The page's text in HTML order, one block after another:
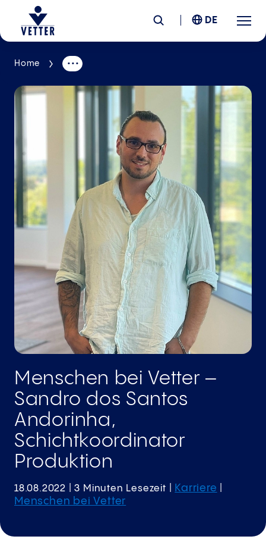
Unternehmen
Standorte
News & Insights
Karriere
DE
Home
Menschen bei Vetter –
Sandro dos Santos
Andorinha,
Schichtkoordinator
Produktion
18.08.2022 | 3 Minuten Lesezeit Karriere
Menschen bei Vetter